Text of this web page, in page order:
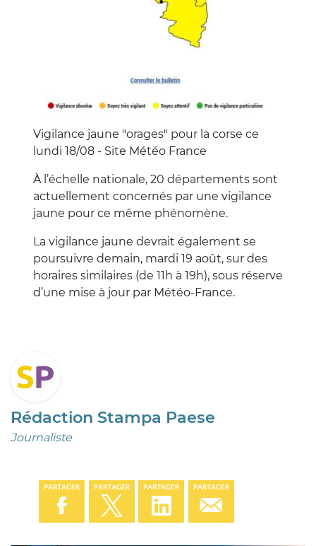
Description
Vigilance jaune "orages" pour la corse ce
lundi 18/08 - Site Météo France
À l’échelle nationale, 20 départements sont
actuellement concernés par une vigilance
jaune pour ce même phénomène.
La vigilance jaune devrait également se
poursuivre demain, mardi 19 août, sur des
horaires similaires (de 11h à 19h), sous réserve
d’une mise à jour par Météo-France.
Rédaction Stampa Paese
Journaliste